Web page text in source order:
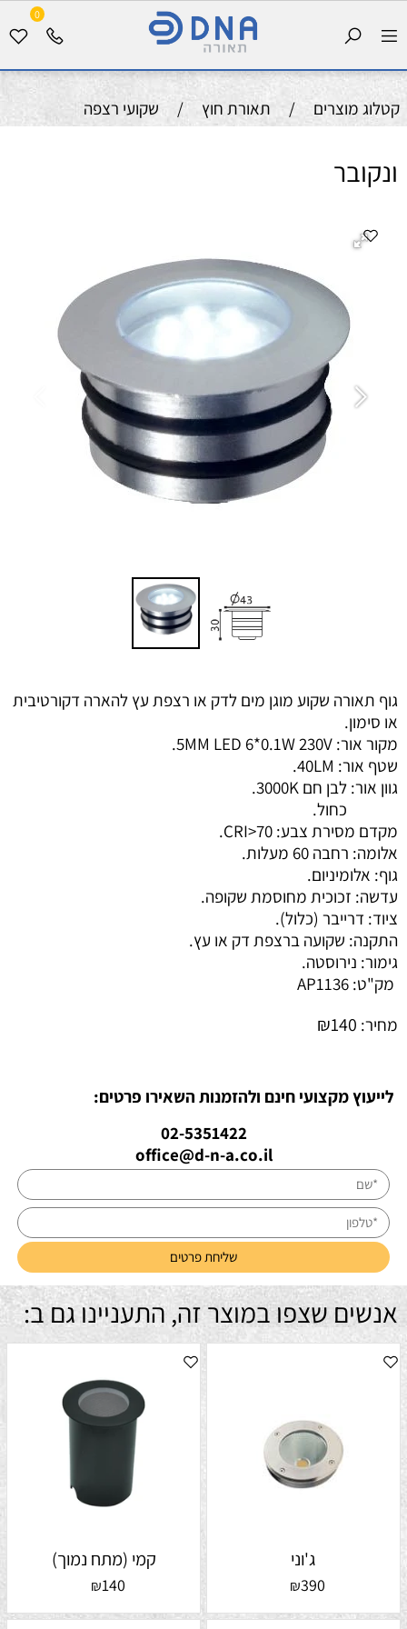
0
קטלוג מוצרים / תאורת חוץ / שקועי רצפה
ונקובר
גוף תאורה שקוע מוגן מים לדק או רצפת עץ להארה דקורטיבית
או סימון.
מקור אור: 5MM LED 6*0.1W 230V.
שטף אור: 40LM.
גוון אור: לבן חם 3000K.
כחול.
מקדם מסירת צבע: CRI>70.
אלומה: רחבה 60 מעלות.
גוף: אלומיניום.
עדשה: זכוכית מחוסמת שקופה.
ציוד: דרייבר (כלול).
התקנה: שקועה ברצפת דק או עץ.
גימור: נירוסטה.
מק"ט: AP1136
מחיר:
₪140
לייעוץ מקצועי חינם ולהזמנות השאירו פרטים:
02-5351422
office@d-n-a.co.il
אנשים שצפו במוצר זה, התעניינו גם ב:
ג'וני
₪390
קמי (מתח נמוך)
₪140